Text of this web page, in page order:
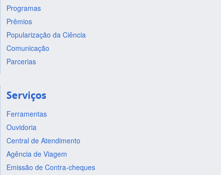
Programas
Prêmios
Popularização da Ciência
Comunicação
Parcerias
Serviços
Ferramentas
Ouvidoria
Central de Atendimento
Agência de Viagem
Emissão de Contra-cheques